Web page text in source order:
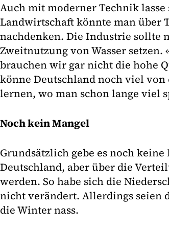
Auch mit moderner Technik lasse
Landwirtschaft könnte man über
nachdenken. Die Industrie sollte
Zweitnutzung von Wasser
brauchen wir gar nicht die hohe
könne Deutschland noch viel
lernen, wo man schon lange viel
Noch kein Mangel
Grundsätzlich gebe es noch
Deutschland, aber über die
werden. So habe sich die
nicht verändert. Allerdings seien
die Winter nass.